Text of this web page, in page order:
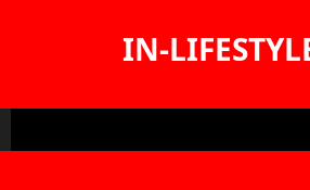
IN-